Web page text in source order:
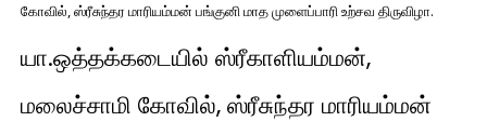
கோவில், ஸ்ரீசுந்தர மாரியம்மன் பங்குனி மாத முளைப்பாரி உற்சவ திருவிழா.
யா.ஒத்தக்கடையில் ஸ்ரீகாளியம்மன்,
மலைச்சாமி கோவில், ஸ்ரீசுந்தர மாரியம்மன்